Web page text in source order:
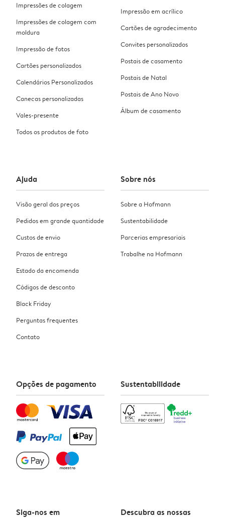
Impressões de colagem
Impressões de colagem com
moldura
Impressão de fotos
Cartões personalizados
Calendários Personalizados
Canecas personalizadas
Vales-presente
Todos os produtos de foto
Impressão em acrílico
Cartões de agradecimento
Convites personalizados
Postais de casamento
Postais de Natal
Postais de Ano Novo
Álbum de casamento
Ajuda
Visão geral dos preços
Pedidos em grande quantidade
Custos de envio
Prazos de entrega
Estado da encomenda
Códigos de desconto
Black Friday
Perguntas frequentes
Contato
Sobre nós
Sobre a Hofmann
Sustentabilidade
Parcerias empresariais
Trabalhe na Hofmann
Opções de pagamento Sustentabilidade
Siga-nos em
Descubra as nossas